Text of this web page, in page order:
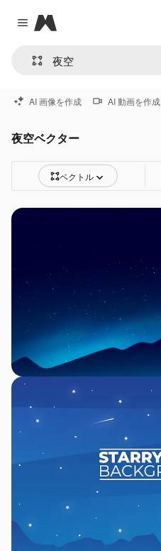
Close menu
Magnific
AI 画像を作成 AI 動画を作成
夜空ベクター
ベクトル